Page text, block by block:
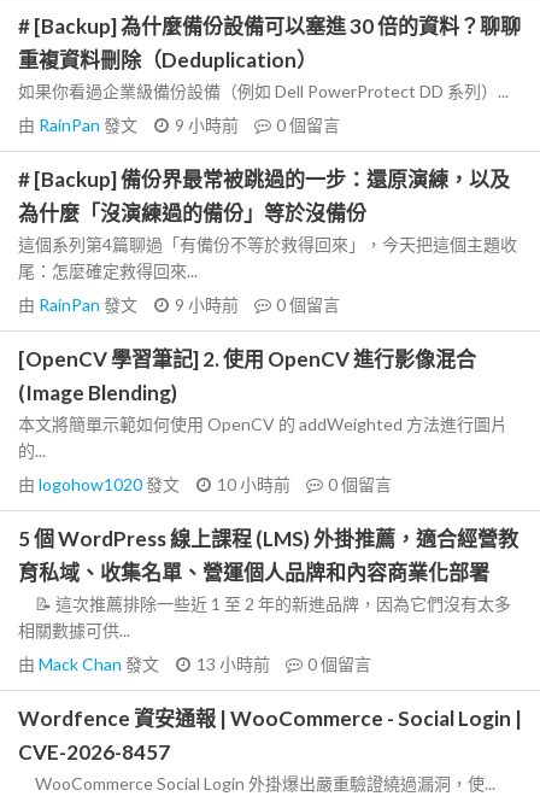
# [Backup] 為什麼備份設備可以塞進 30 倍的資料？聊聊
重複資料刪除（Deduplication）
如果你看過企業級備份設備（例如 Dell PowerProtect DD 系列）...
由 RainPan 發文 9 小時前 0個留言
# [Backup] 備份界最常被跳過的一步：還原演練，以及
為什麼「沒演練過的備份」等於沒備份
這個系列第4篇聊過「有備份不等於救得回來」，今天把這個主題收
尾：怎麼確定救得回來...
由 RainPan 發文 9 小時前 0個留言
[OpenCV 學習筆記] 2. 使用 OpenCV 進行影像混合
(Image Blending)
本文將簡單示範如何使用 OpenCV 的 addWeighted 方法進行圖片
的...
由 logohow1020發文 10 小時前 0個留言
5 個 WordPress 線上課程 (LMS) 外掛推薦，適合經營教
育私域、收集名單、營運個人品牌和內容商業化部署
📝 這次推薦排除一些近 1 至 2 年的新進品牌，因為它們沒有太多
相關數據可供...
由 Mack Chan 發文 13 小時前 0個留言
Wordfence 資安通報 | WooCommerce - Social Login |
CVE-2026-8457
WooCommerce Social Login 外掛爆出嚴重驗證繞過漏洞，使...